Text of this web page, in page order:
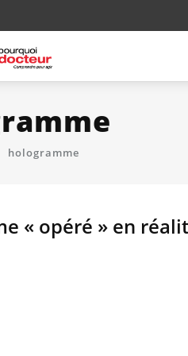
hologramme
« opéré » en